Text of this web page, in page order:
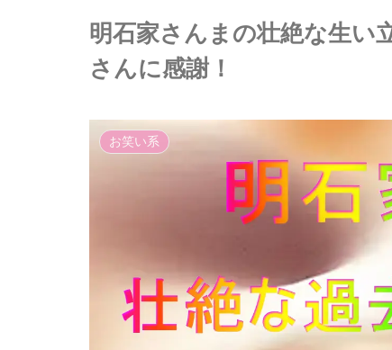
明石家さんまの壮絶な生い
さんに感謝！
お笑い系